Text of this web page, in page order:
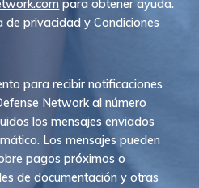
para obtener ayuda.
de privacidad yCondiciones
para recibir notificaciones
Network al número
los mensajes enviados
Los mensajes pueden
pagos próximos o
de documentación y otras